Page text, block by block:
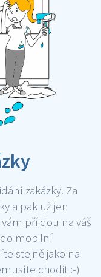
zakázky. Za
a pak už jen
příjdou na váš
do mobilní
stejně jako na
chodit :-)